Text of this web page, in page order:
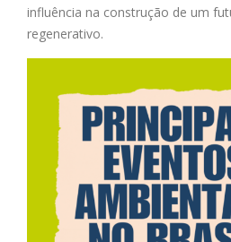
influência na construção de um
regenerativo.